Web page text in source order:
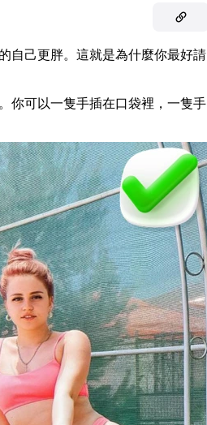
自己更胖。這就是為什麼你最好請
你可以一隻手插在口袋裡，一隻手